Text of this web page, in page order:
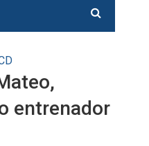
entrenador